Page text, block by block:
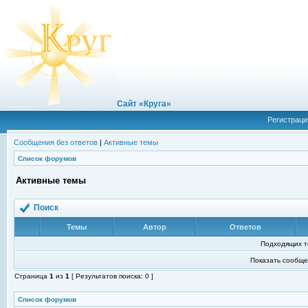
Сайт «Круга»
Сообщения без ответов | Активные темы
Список форумов
Активные темы
Поиск
Темы Автор Ответов
Подходящих
Показать
Страница 1 из 1 [ Результатов поиска: 0 ]
Список форумов